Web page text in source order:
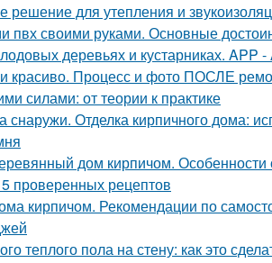
решение для утепления и
пвх своими руками. Основные
деревьях и кустарниках. APP
красиво. Процесс и фото ПОСЛЕ
силами: от теории к практике
снаружи. Отделка кирпичного дома:
дом кирпичом. Особенности
проверенных рецептов
кирпичом. Рекомендации по
теплого пола на стену: как это